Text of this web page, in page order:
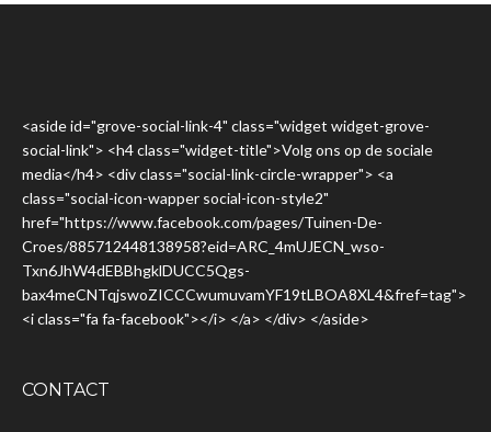
<aside id="grove-social-link-4" class="widget widget-grove-
social-link"> <h4 class="widget-title">Volg ons op de sociale
media</h4> <div class="social-link-circle-wrapper"> <a
class="social-icon-wapper social-icon-style2"
href="https://www.facebook.com/pages/Tuinen-De-
Croes/885712448138958?eid=ARC_4mUJECN_wso-
Txn6JhW4dEBBhgklDUCC5Qgs-
bax4meCNTqjswoZICCCwumuvamYF19tLBOA8XL4&fref=tag">
<i class="fa fa-facebook"></i> </a> </div> </aside>
CONTACT